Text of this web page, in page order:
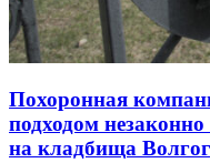
Похоронная
подходом
на кладбища